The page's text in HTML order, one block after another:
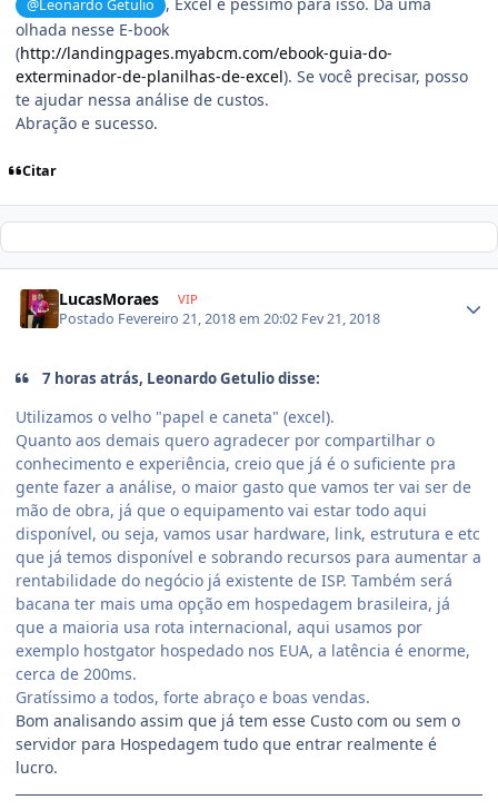
@Leonardo Getulio
, Excel é péssimo para isso. Dá uma
olhada nesse E-book
(http://landingpages.myabcm.com/ebook-guia-do-
exterminador-de-planilhas-de-excel). Se você precisar, posso
te ajudar nessa análise de custos.
Abração e sucesso.
Citar
LucasMoraes VIP
Postado Fevereiro 21, 2018 em 20:02 Fev 21, 2018
7 horas atrás, Leonardo Getulio disse:
Utilizamos o velho "papel e caneta" (excel).
Quanto aos demais quero agradecer por compartilhar o
conhecimento e experiência, creio que já é o suficiente pra
gente fazer a análise, o maior gasto que vamos ter vai ser de
mão de obra, já que o equipamento vai estar todo aqui
disponível, ou seja, vamos usar hardware, link, estrutura e etc
que já temos disponível e sobrando recursos para aumentar a
rentabilidade do negócio já existente de ISP. Também será
bacana ter mais uma opção em hospedagem brasileira, já
que a maioria usa rota internacional, aqui usamos por
exemplo hostgator hospedado nos EUA, a latência é enorme,
cerca de 200ms.
Gratíssimo a todos, forte abraço e boas vendas.
Bom analisando assim que já tem esse Custo com ou sem o
servidor para Hospedagem tudo que entrar realmente é
lucro.